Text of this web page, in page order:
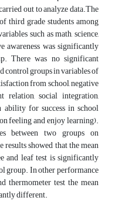
out to analyze data.The
third grade students among
such as math, science,
awareness was significantly
There was no significant
control groups in variables of
from school, negative
relation, social integration,
for success in school
feeling and enjoy learning).
between two groups on
showed that the mean
and leaf test is significantly
group. In other performance
thermometer test the mean
different.